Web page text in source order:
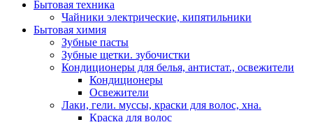
Бытовая техника
Чайники электрические, кипятильники
Бытовая химия
Зубные пасты
Зубные щетки. зубочистки
Кондиционеры для белья, антистат., освежители
Кондиционеры
Освежители
Лаки, гели. муссы, краски для волос, хна.
Краска для волос